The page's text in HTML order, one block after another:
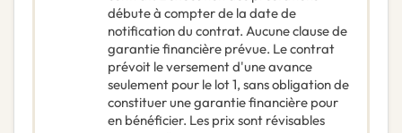
débute à compter de la date de
notification du contrat. Aucune clause de
garantie financière prévue. Le contrat
prévoit le versement d'une avance
seulement pour le lot 1, sans obligation de
constituer une garantie financière pour
en bénéficier. Les prix sont révisables